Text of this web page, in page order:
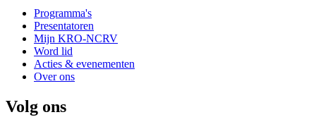
Programma's
Presentatoren
Mijn KRO-NCRV
Word lid
Acties & evenementen
Over ons
Volg ons